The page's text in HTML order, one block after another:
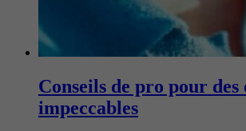
Conseils de pro pour des
impeccables